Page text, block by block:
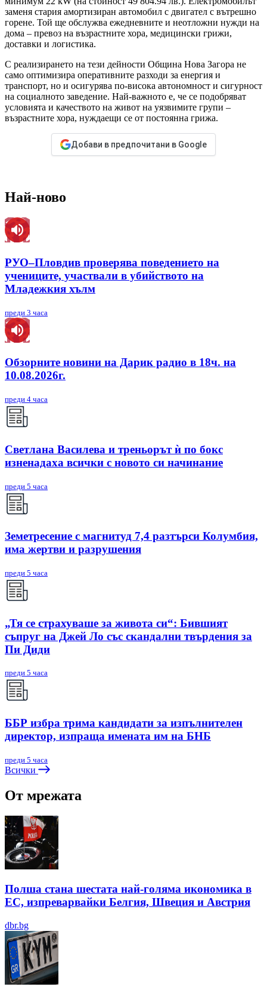
заменя стария амортизиран автомобил с двигател с вътрешно
горене. Той ще обслужва ежедневните и неотложни нужди на
дома – превоз на възрастните хора, медицински грижи,
доставки и логистика.
С реализирането на тези дейности Община Нова Загора не
само оптимизира оперативните разходи за енергия и
транспорт, но и осигурява по-висока автономност и сигурност
на социалното заведение. Най-важното е, че се подобряват
условията и качеството на живот на уязвимите групи –
възрастните хора, нуждаещи се от постоянна грижа.
Добави в предпочитани в Google
Най-ново
РУО–Пловдив проверява поведението на
учениците, участвали в убийството на
Младежкия хълм
преди 3 часа
Обзорните новини на Дарик радио в 18ч. на
10.08.2026г.
преди 4 часа
Светлана Василева и треньорът ѝ по бокс
изненадаха всички с новото си начинание
преди 5 часа
Земетресение с магнитуд 7,4 разтърси Колумбия,
има жертви и разрушения
преди 5 часа
„Тя се страхуваше за живота си“: Бившият
съпруг на Джей Ло със скандални твърдения за
Пи Диди
преди 5 часа
ББР избра трима кандидати за изпълнителен
директор, изпраща имената им на БНБ
преди 5 часа
Всички
От мрежата
Полша стана шестата най-голяма икономика в
ЕС, изпреварвайки Белгия, Швеция и Австрия
dbr.bg